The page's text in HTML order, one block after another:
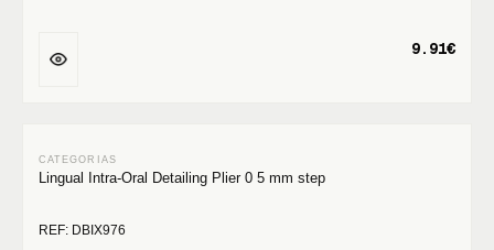
9.91€
Lingual Intra-Oral Detailing Plier 0 5 mm step
REF: DBIX976